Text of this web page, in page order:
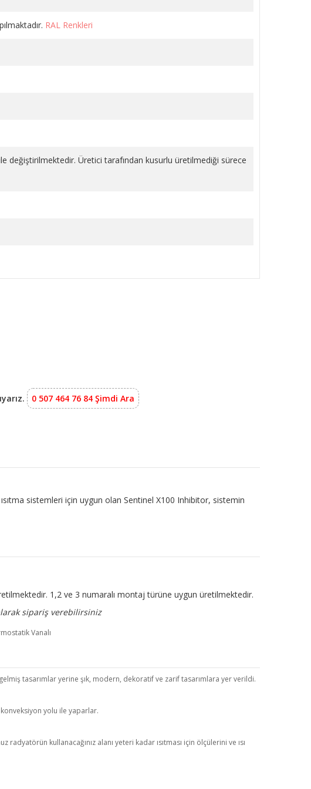
RAL Renkleri
değiştirilmektedir. Üretici tarafından kusurlu üretilmediği sürece
0 507 464 76 84 Şimdi Ara
sistemleri için uygun olan Sentinel X100 Inhibitor, sistemin
1,2 ve 3 numaralı montaj türüne uygun üretilmektedir.
sipariş verebilirsiniz
tasarımlar yerine şık, modern, dekoratif ve zarif tasarımlara yer verildi.
konveksiyon yolu ile yaparlar.
kullanacağınız alanı yeteri kadar ısıtması için ölçülerini ve ısı